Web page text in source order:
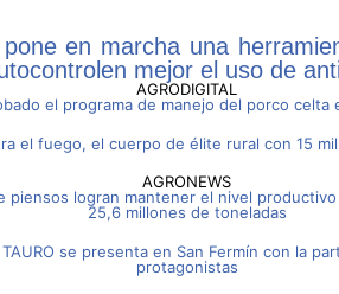
en marcha una
mejor el uso de
AGRODIGITAL
el programa de manejo del porco celta
el fuego, el cuerpo de élite rural con 15
AGRONEWS
piensos logran mantener el nivel
25,6 millones de toneladas
se presenta en San Fermín con la
protagonistas